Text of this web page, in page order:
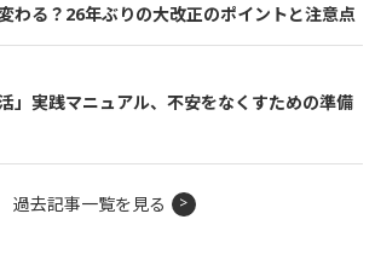
わる？26年ぶりの大改正のポイントと注意点
」実践マニュアル、不安をなくすための準備
過去記事一覧を見る